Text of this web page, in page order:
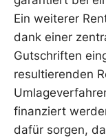
Ein weiterer
dank einer
Gutschriften
resultierenden
finanziert
dafür sorgen,